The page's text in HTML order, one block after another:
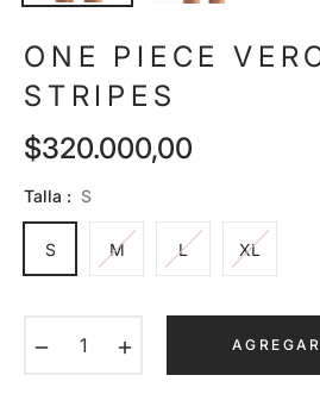
ONE PIECE
STRIPES
Precio
habitual
$320.000,00
Talla : S
S M L XL